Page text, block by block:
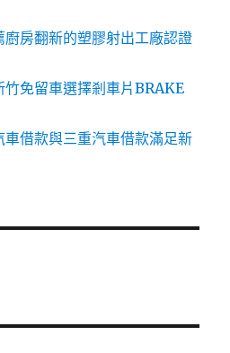
廚房翻新的塑膠射出工廠認證
免留車選擇剎車片BRAKE
車借款與三重汽車借款滿足新